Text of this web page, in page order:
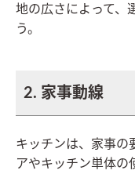
地の広さによって、
う。
2. 家事動線
キッチンは、家事の
アやキッチン単体の